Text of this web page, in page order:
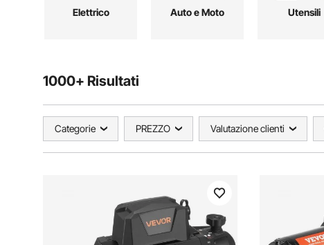
Elettrico Auto e Moto Utensili
1000+ Risultati
Categorie PREZZO Valutazione clienti